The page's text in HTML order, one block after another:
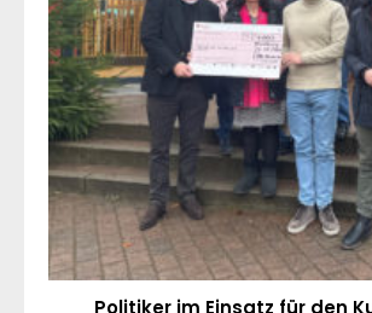
Politiker im Einsatz für den